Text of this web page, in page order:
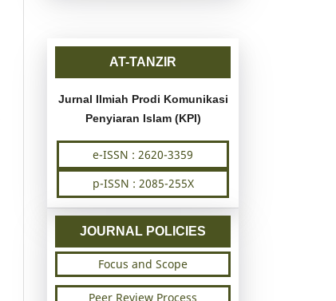
AT-TANZIR
Jurnal Ilmiah Prodi Komunikasi
Penyiaran Islam (KPI)
e-ISSN : 2620-3359
p-ISSN : 2085-255X
JOURNAL POLICIES
Focus and Scope
Peer Review Process